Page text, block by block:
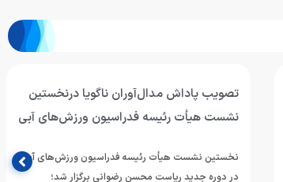
تصویب پاداش مدال‌آوران ناگویا درنخستین
نشست هیأت رئیسه فدراسیون ورزش‌های آبی
نخستین نشست هیأت رئیسه فدراسیون ورزش‌های آبی
در دوره جدید ریاست محسن رضوانی برگزار شد؛